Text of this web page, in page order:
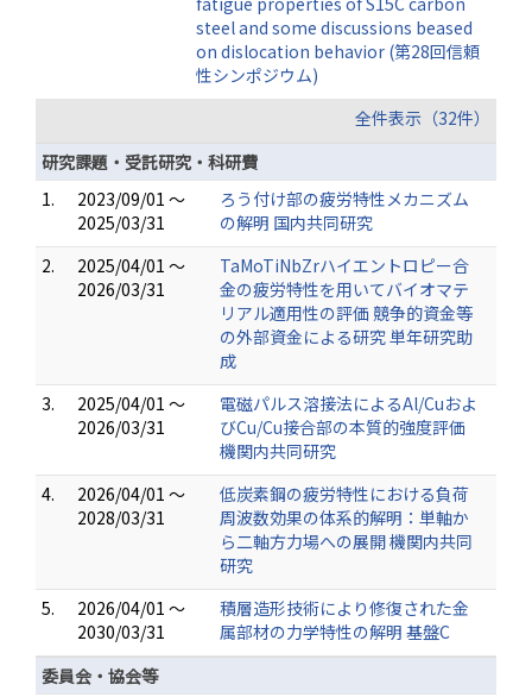
steel and some discussions beased
on dislocation behavior (第28回信頼
性シンポジウム)
全件表示（32件）
研究課題・受託研究・科研費
1.
2023/09/01 ～
2025/03/31
ろう付け部の疲労特性メカニズム
の解明 国内共同研究
2.
2025/04/01 ～
2026/03/31
TaMoTiNbZrハイエントロピー合
金の疲労特性を用いてバイオマテ
リアル適用性の評価 競争的資金等
の外部資金による研究 単年研究助
成
3.
2025/04/01 ～
2026/03/31
電磁パルス溶接法によるAl/Cuおよ
びCu/Cu接合部の本質的強度評価
機関内共同研究
4.
2026/04/01 ～
2028/03/31
低炭素鋼の疲労特性における負荷
周波数効果の体系的解明：単軸か
ら二軸方力場への展開 機関内共同
研究
5.
2026/04/01 ～
2030/03/31
積層造形技術により修復された金
属部材の力学特性の解明 基盤C
委員会・協会等